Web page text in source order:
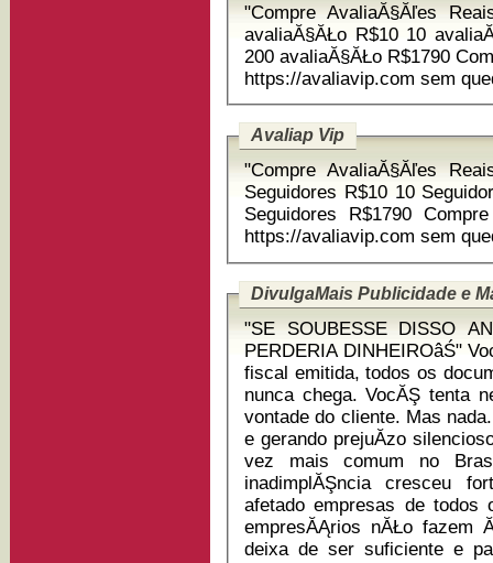
"Compre AvaliaĂ§Ăľes
avaliaĂ§ĂŁo R$10 10
200 avaliaĂ§ĂŁo R$1790 Compre AvaliĂ§Ăľes no seu negocio agora
https://avaliavip.com
Avaliap Vip
"Compre AvaliaĂ§Ăľes
Seguidores R$10 10
Seguidores R$1790 Compre AvaliĂ§Ăľes no seu negocio agora
https://avaliavip.com
DivulgaMais Publicidade e
"SE SOUBESSE DISSO
PERDERIA DINHEIROâŚ" VocĂŞ tem uma venda concluĂ­da, a nota
fiscal emitida, todos os
nunca chega. VocĂŞ tenta
vontade do cliente. Mas
e gerando prejuĂ­zo silencioso. Esse cenĂĄrio tem se tornado
vez mais comum no
inadimplĂŞncia cresceu
afetado empresas de todos os tamanhos.
empresĂĄrios nĂŁo fazem
deixa de ser suficiente e